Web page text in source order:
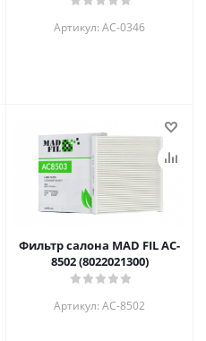
Артикул: AC-0346
Фильтр салона MAD FIL АC-
8502 (8022021300)
Артикул: АC-8502